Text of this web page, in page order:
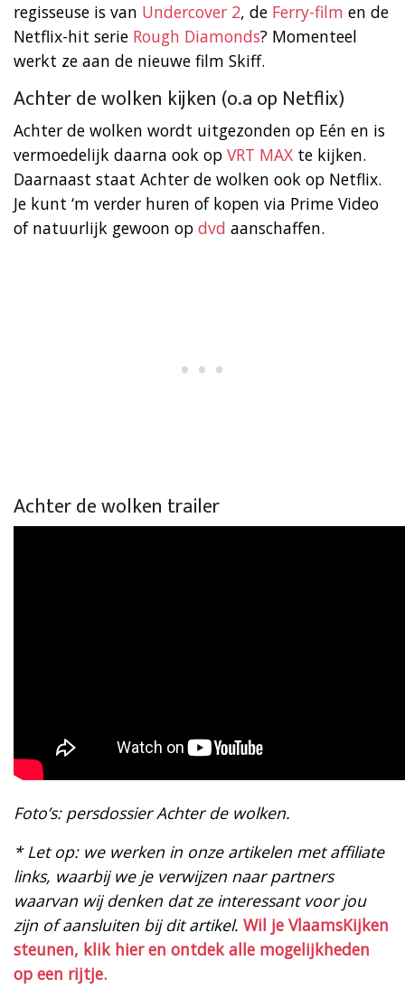
regisseuse is van Undercover 2, de Ferry-film en de
Netflix-hit serie Rough Diamonds? Momenteel
werkt ze aan de nieuwe film Skiff.
Achter de wolken kijken (o.a op Netflix)
Achter de wolken wordt uitgezonden op Eén en is
vermoedelijk daarna ook op VRT MAX te kijken.
Daarnaast staat Achter de wolken ook op Netflix.
Je kunt ‘m verder huren of kopen via Prime Video
of natuurlijk gewoon op dvd aanschaffen.
Achter de wolken trailer
Foto’s: persdossier Achter de wolken.
* Let op: we werken in onze artikelen met affiliate
links, waarbij we je verwijzen naar partners
waarvan wij denken dat ze interessant voor jou
zijn of aansluiten bij dit artikel. Wil je VlaamsKijken
steunen, klik hier en ontdek alle mogelijkheden
op een rijtje.